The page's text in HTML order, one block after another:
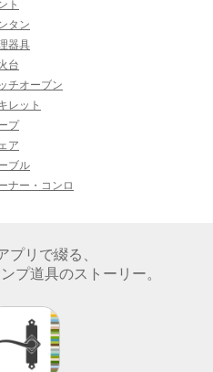
ト
タン
器具
台
チオーブン
レット
プ
ア
ブル
ナー・コンロ
プリで綴る、
プ道具のストーリー。